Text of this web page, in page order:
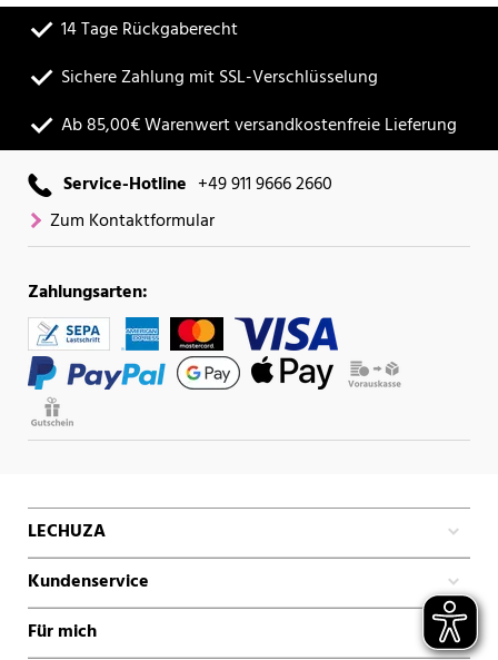
14 Tage Rückgaberecht
Sichere Zahlung mit SSL-Verschlüsselung
Ab 85,00€ Warenwert versandkostenfreie Lieferung
Service-Hotline +49 911 9666 2660
Zum Kontaktformular
Zahlungsarten:
LECHUZA
Kundenservice
Für mich